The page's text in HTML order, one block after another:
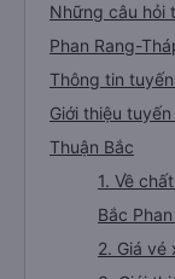
Những câu hỏi
Phan Rang-
Thông tin
Giới thiệu
Thuận Bắc
1. Về
Bắc
2. Giá vé